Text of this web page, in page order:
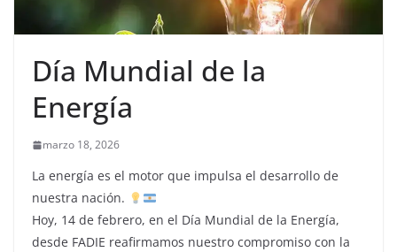
Día Mundial de la
Energía
marzo 18, 2026
La energía es el motor que impulsa el desarrollo de
nuestra nación.
​Hoy, 14 de febrero, en el Día Mundial de la Energía,
desde FADIE reafirmamos nuestro compromiso con la